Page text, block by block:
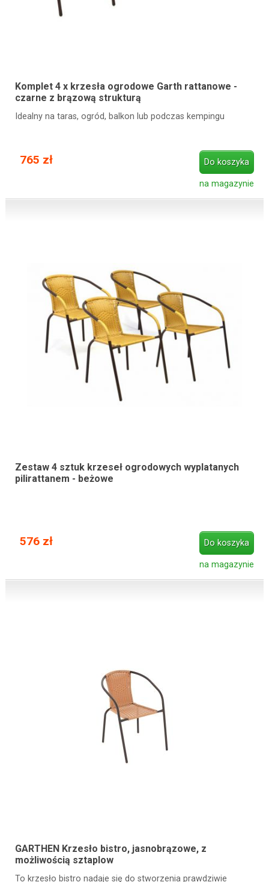
Komplet 4 x krzesła ogrodowe Garth rattanowe -
czarne z brązową strukturą
Idealny na taras, ogród, balkon lub podczas kempingu
765 zł Do koszyka
na magazynie
Zestaw 4 sztuk krzeseł ogrodowych wyplatanych
pilirattanem - beżowe
576 zł Do koszyka
na magazynie
GARTHEN Krzesło bistro, jasnobrązowe, z
możliwością sztaplow
To krzesło bistro nadaje się do stworzenia prawdziwie